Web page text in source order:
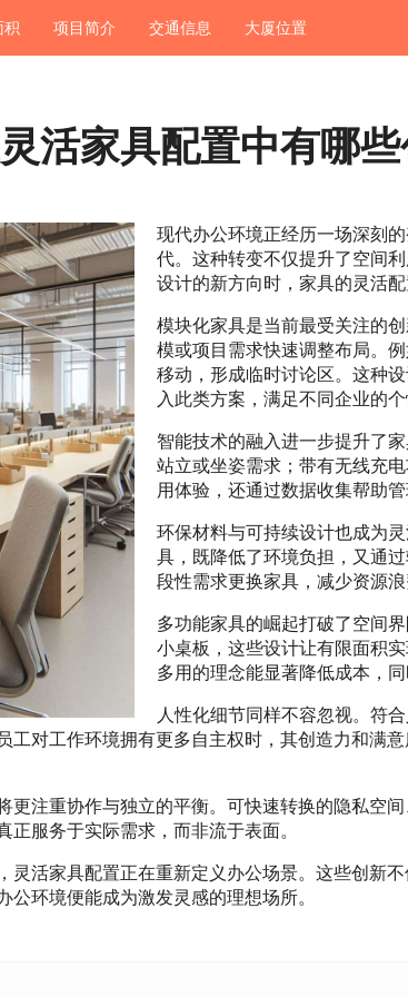
积 项目简介 交通信息 大厦位置
活家具配置中有哪
现代办公环境正经历一场深刻
代。这种转变不仅提升了空间
设计的新方向时，家具的灵活
模块化家具是当前最受关注的
模或项目需求快速调整布局。
移动，形成临时讨论区。这种
入此类方案，满足不同企业的个
智能技术的融入进一步提升了
站立或坐姿需求；带有无线充
用体验，还通过数据收集帮助
环保材料与可持续设计也成为
具，既降低了环境负担，又通
段性需求更换家具，减少资源
多功能家具的崛起打破了空间
小桌板，这些设计让有限面积
多用的理念能显著降低成本，
人性化细节同样不容忽视。符
工对工作环境拥有更多自主权时，其创造力和满
注重协作与独立的平衡。可快速转换的隐私空
服务于实际需求，而非流于表面。
灵活家具配置正在重新定义办公场景。这些创新
环境便能成为激发灵感的理想场所。